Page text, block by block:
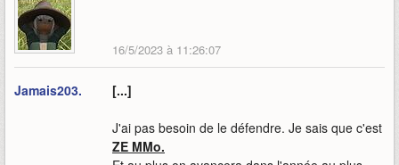
16/5/2023 à 11:26:07
Jamais203. [...]
J'ai pas besoin de le défendre. Je sais que c'est
ZE MMo.